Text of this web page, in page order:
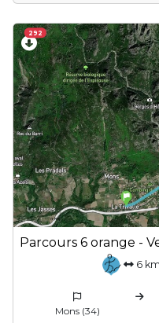
292
Parcours 6 orange -
6 km
Mons (34)